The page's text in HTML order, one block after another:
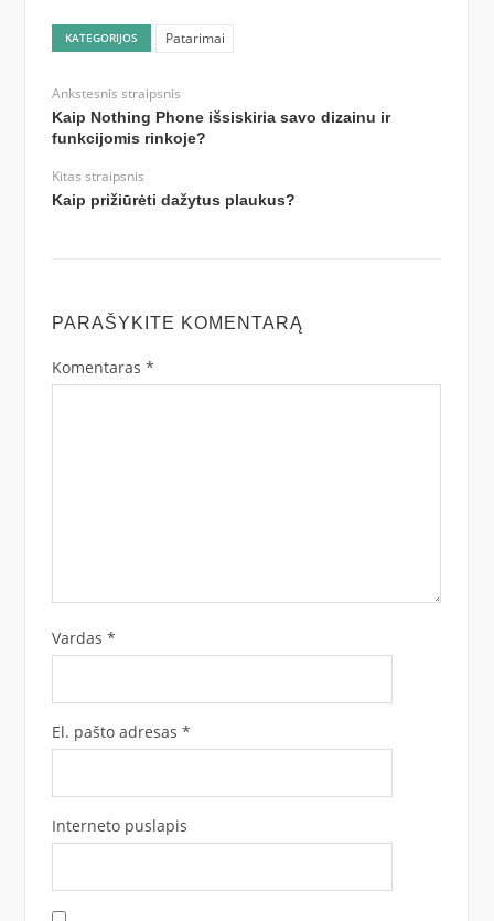
KATEGORIJOS Patarimai
Ankstesnis straipsnis
Kaip Nothing Phone išsiskiria savo dizainu ir
funkcijomis rinkoje?
Kitas straipsnis
Kaip prižiūrėti dažytus plaukus?
PARAŠYKITE KOMENTARĄ
Komentaras *
Vardas *
El. pašto adresas *
Interneto puslapis